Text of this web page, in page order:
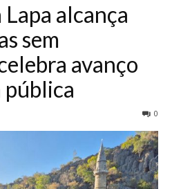
Lapa alcança
sem
avanço
pública
0